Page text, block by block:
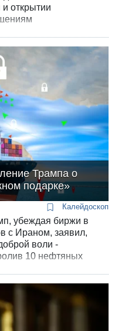
открытии
Трампа о
подарке»
Калейдоскоп
убеждая биржи в
с Ираном, заявил,
воли -
10 нефтяных